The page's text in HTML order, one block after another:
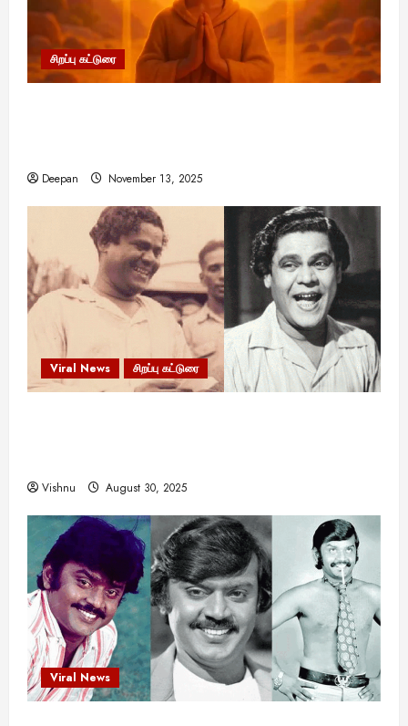
சிறப்பு கட்டுரை
Deepan November 13, 2025
Viral News சிறப்பு கட்டுரை
Vishnu August 30, 2025
Viral News